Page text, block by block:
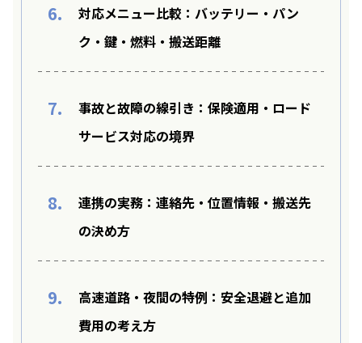
6.
対応メニュー比較：バッテリー・パン
ク・鍵・燃料・搬送距離
7.
事故と故障の線引き：保険適用・ロード
サービス対応の境界
8.
連携の実務：連絡先・位置情報・搬送先
の決め方
9.
高速道路・夜間の特例：安全退避と追加
費用の考え方